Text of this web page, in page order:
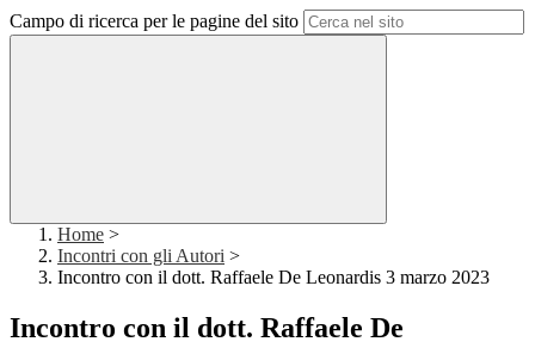
Campo di ricerca per le pagine del sito
Home >
Incontri con gli Autori >
Incontro con il dott. Raffaele De Leonardis 3 marzo 2023
Incontro con il dott. Raffaele De